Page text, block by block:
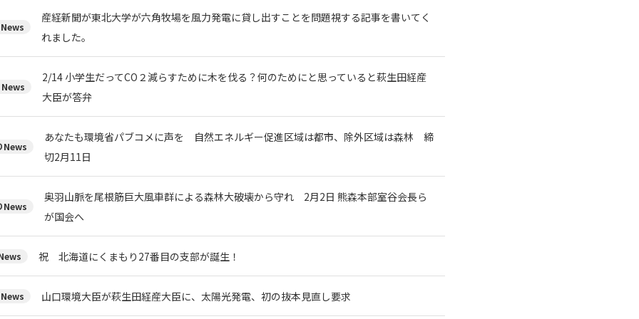
産経新聞が東北大学が六角牧場を風力発電に貸し出すことを問題視する記事を書いてく
れました。
2/14 小学生だってCO２減らすために木を伐る？何のためにと思っていると萩生田経産
大臣が答弁
News
あなたも環境省パブコメに声を 自然エネルギー促進区域は都市、除外区域は森林 締
切2月11日
News
奥羽山脈を尾根筋巨大風車群による森林大破壊から守れ 2月2日 熊森本部室谷会長ら
が国会へ
祝 北海道にくまもり27番目の支部が誕生！
山口環境大臣が萩生田経産大臣に、太陽光発電、初の抜本見直し要求